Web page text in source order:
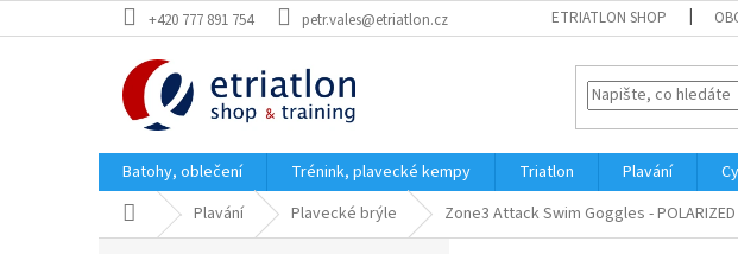
na
+420 777 891 754 petr.vales@etriatlon.cz ETRIATLON SHOP
Batohy, oblečení Trénink, plavecké kempy Triatlon Plavání
Domů Plavání Plavecké brýle Zone3 Attack Swim Goggles -